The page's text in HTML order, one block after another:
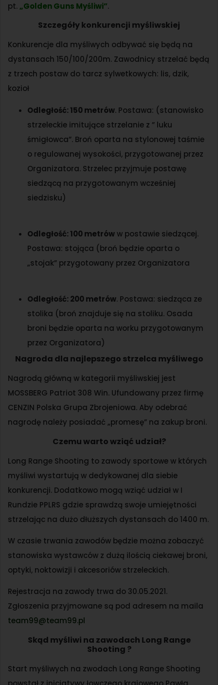
pt. „Golden Guns Myśliwi”.
Szczegóły konkurencji myśliwskiej
Konkurencje dla myśliwych odbywać się będą na
dystansach 150/100/200m. Zawodnicy strzelać będą
z trzech postaw do tarcz sylwetkowych: lis, dzik,
kozioł
Odległość: 150 metrów. Postawa: (stanowisko
strzeleckie imitujące strzelanie z ” luku
śmigłowca”. Broń oparta na stylonowej taśmie
o regulowanej wysokości, przygotowanej przez
Organizatora. Strzelec przyjmuje postawę
siedzącą na przygotowanym wcześniej
siedzisku)
Odległość: 100 metróww postawie siedzącej.
Postawa: stojąca (broń będzie oparta o
„stojak” przygotowany przez Organizatora
Odległość: 200 metrów. Postawa: siedząca ze
stolika (broń znajduje się na stoliku. Osada
broni będzie oparta na worku przygotowanym
przez Organizatora)
Nagroda dla najlepszego strzelca myśliwego
Nagrodą główną w kategorii myśliwskiej jest
MOSSBERG Patriot 308 Win. Ufundowany przez firmę
CENZIN Polska Grupa Zbrojeniowa. Aby odebrać
nagrodę należy posiadać „promesę” na zakup broni.
Czemu warto wziąć udział?
Long Range Shooting to zawody sportowe w których
myśliwi wystartują w dedykowanej dla siebie
konkurencji. Dodatkowo mogą wziąć udział w I
Rundzie PPLRS gdzie sprawdzą swoje umiejętności
strzelając na dużo dłuższych dystansach do 1400 m.
W czasie trwania zawodów będzie można zobaczyć
stanowiska wystawców z dużą ilością ciekawej broni,
optyki, noktowizji i akcesoriów strzeleckich.
Rejestracja na zawody trwa do 30.05.2021.
Zgłoszenia przyjmowane są pod adresem na maila
team99@team99.pl
Skąd myśliwi na zawodach Long Range
Shooting ?
Start myśliwych na zwodach Long Range Shooting